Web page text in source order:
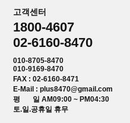
고객센터
1800-4607
02-6160-8470
010-8705-8470
010-9169-8470
FAX : 02-6160-8471
E-Mail : plus8470@gmail.com
평 일 AM09:00 ~ PM04:30
토.일.공휴일 휴무